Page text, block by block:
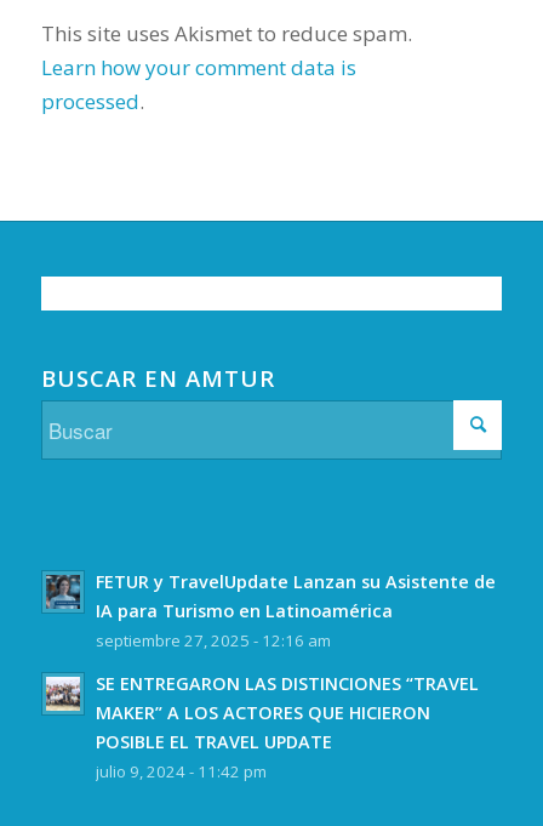
This site uses Akismet to reduce spam.
Learn how your comment data is
processed.
BUSCAR EN AMTUR
FETUR y TravelUpdate Lanzan su Asistente de
IA para Turismo en Latinoamérica
septiembre 27, 2025 - 12:16 am
SE ENTREGARON LAS DISTINCIONES “TRAVEL
MAKER” A LOS ACTORES QUE HICIERON
POSIBLE EL TRAVEL UPDATE
julio 9, 2024 - 11:42 pm